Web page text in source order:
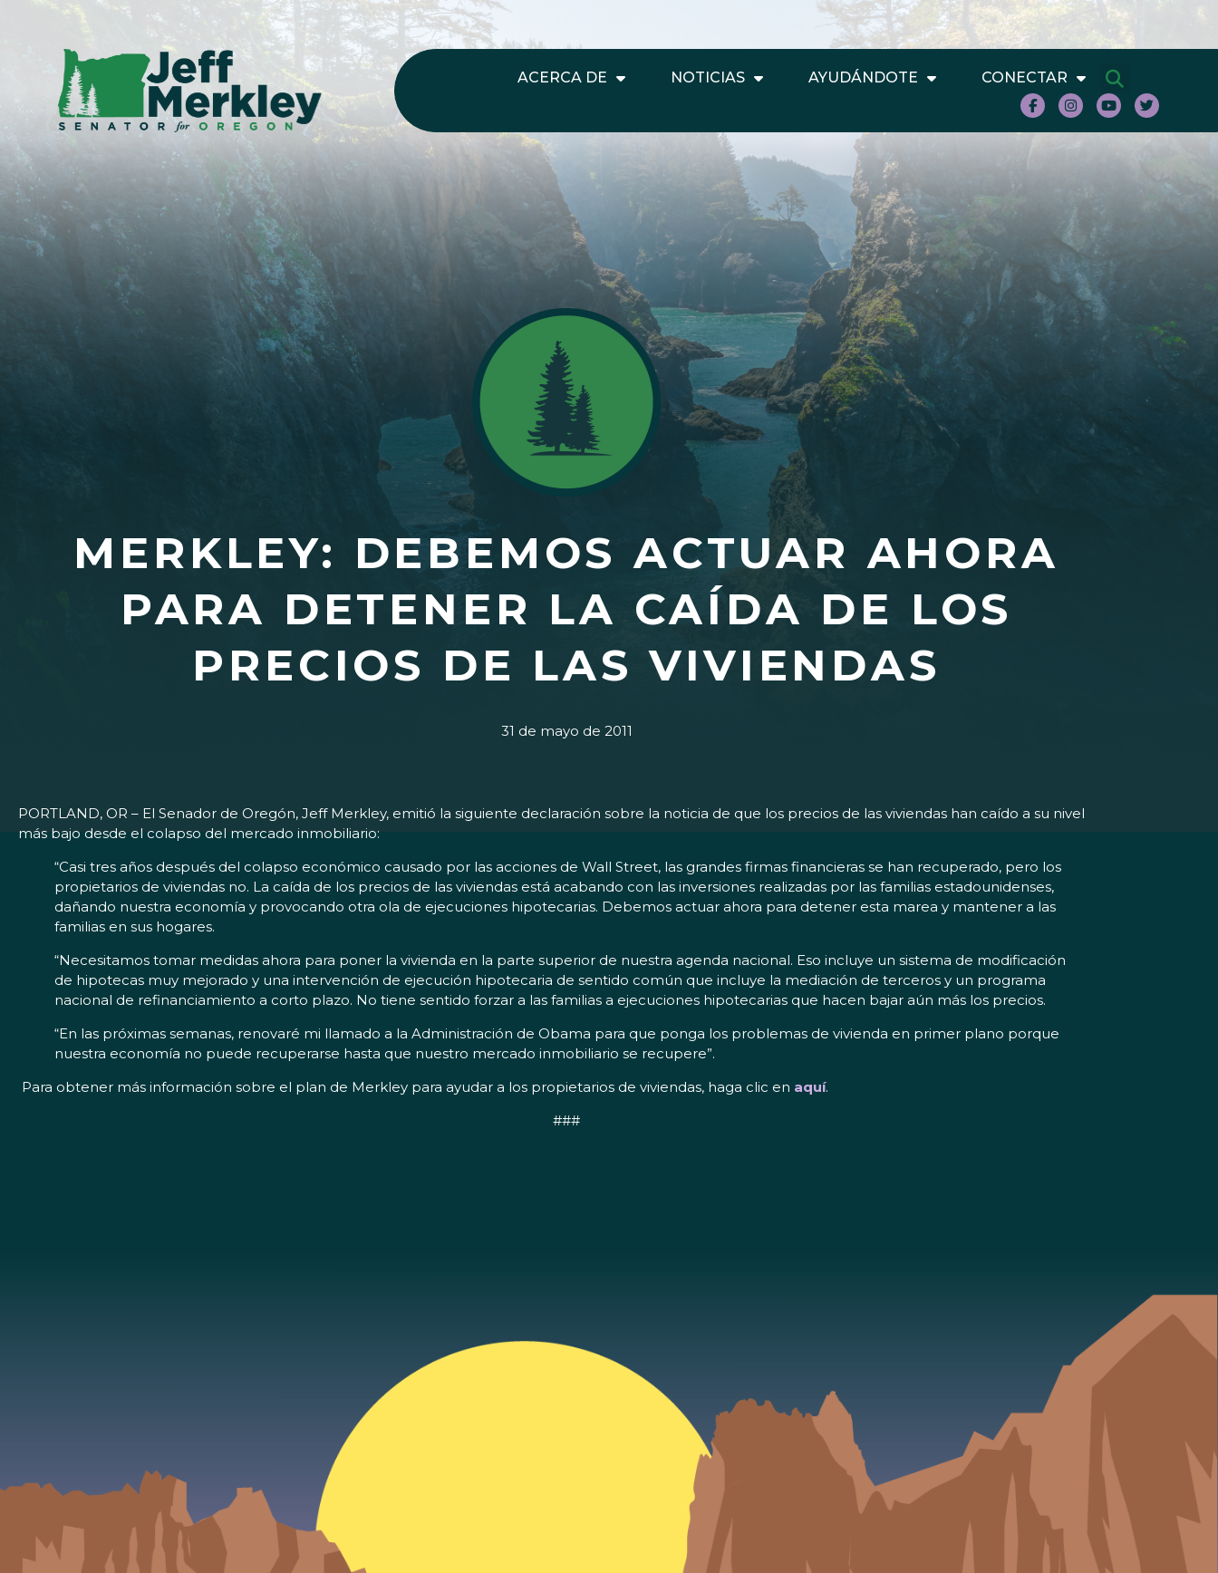
ACERCA DE NOTICIAS AYUDÁNDOTE CONECTAR
MERKLEY: DEBEMOS ACTUAR AHORA
PARA DETENER LA CAÍDA DE LOS
PRECIOS DE LAS VIVIENDAS
31 de mayo de 2011
PORTLAND, OR – El Senador de Oregón, Jeff Merkley, emitió la siguiente declaración sobre la noticia de que los precios de las viviendas han caído a su nivel
más bajo desde el colapso del mercado inmobiliario:
“Casi tres años después del colapso económico causado por las acciones de Wall Street, las grandes firmas financieras se han recuperado, pero los
propietarios de viviendas no. La caída de los precios de las viviendas está acabando con las inversiones realizadas por las familias estadounidenses,
dañando nuestra economía y provocando otra ola de ejecuciones hipotecarias. Debemos actuar ahora para detener esta marea y mantener a las
familias en sus hogares.
“Necesitamos tomar medidas ahora para poner la vivienda en la parte superior de nuestra agenda nacional. Eso incluye un sistema de modificación
de hipotecas muy mejorado y una intervención de ejecución hipotecaria de sentido común que incluye la mediación de terceros y un programa
nacional de refinanciamiento a corto plazo. No tiene sentido forzar a las familias a ejecuciones hipotecarias que hacen bajar aún más los precios.
“En las próximas semanas, renovaré mi llamado a la Administración de Obama para que ponga los problemas de vivienda en primer plano porque
nuestra economía no puede recuperarse hasta que nuestro mercado inmobiliario se recupere”.
Para obtener más información sobre el plan de Merkley para ayudar a los propietarios de viviendas, haga clic en aquí.
###